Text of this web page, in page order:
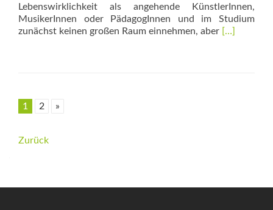
Lebenswirklichkeit als angehende KünstlerInnen,
MusikerInnen oder PädagogInnen und im Studium
zunächst keinen großen Raum einnehmen, aber Read
[…]
1 2 »
Beitrags-
Zurück